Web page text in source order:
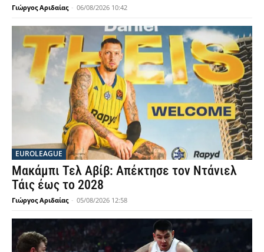
Γιώργος Αριδαίας - 06/08/2026 10:42
EUROLEAGUE
Μακάμπι Τελ Αβίβ: Απέκτησε τον Ντάνιελ
Τάις έως το 2028
Γιώργος Αριδαίας - 05/08/2026 12:58